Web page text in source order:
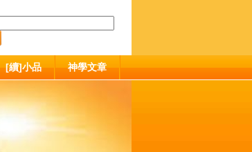
[續]小品 神學文章